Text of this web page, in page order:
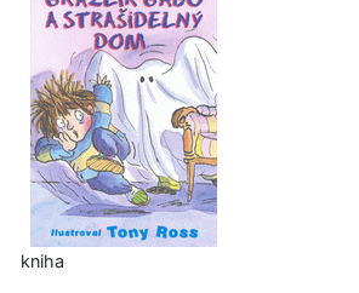
kniha